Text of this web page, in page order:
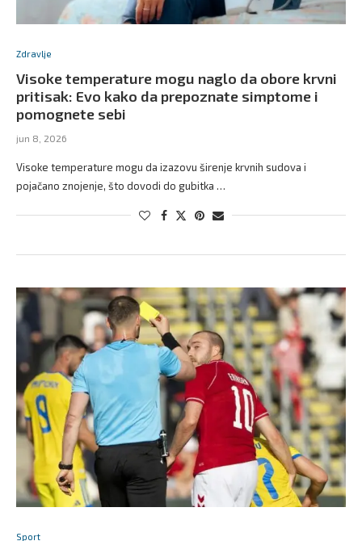
Zdravlje
Visoke temperature mogu naglo da obore krvni
pritisak: Evo kako da prepoznate simptome i
pomognete sebi
jun 8, 2026
Visoke temperature mogu da izazovu širenje krvnih sudova i
pojačano znojenje, što dovodi do gubitka …
Sport